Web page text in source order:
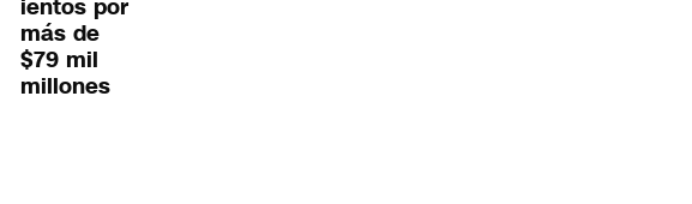
ientos por
más de
$79 mil
millones